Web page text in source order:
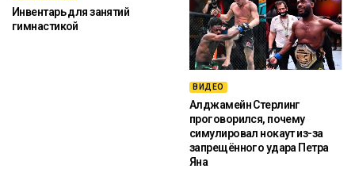
Инвентарь для занятий
гимнастикой
ВИДЕО
Алджамейн Стерлинг
проговорился, почему
симулировал нокаут из-за
запрещённого удара Петра
Яна